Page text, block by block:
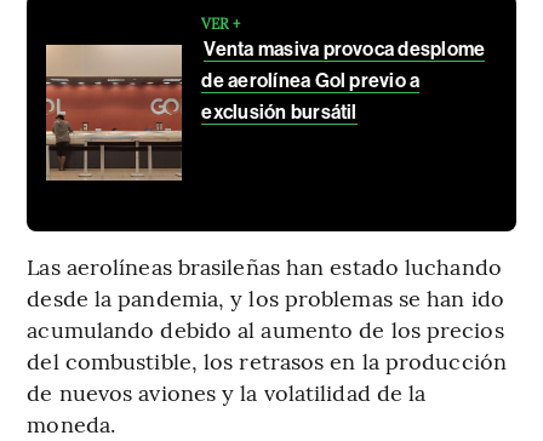
VER +
Venta masiva provoca desplome
de aerolínea Gol previo a
exclusión bursátil
Las aerolíneas brasileñas han estado luchando
desde la pandemia, y los problemas se han ido
acumulando debido al aumento de los precios
del combustible, los retrasos en la producción
de nuevos aviones y la volatilidad de la
moneda.